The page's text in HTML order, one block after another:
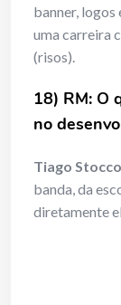
banner, logos
uma carreira
(risos).
18) RM: O
no
Tiago
banda, da
diretamente